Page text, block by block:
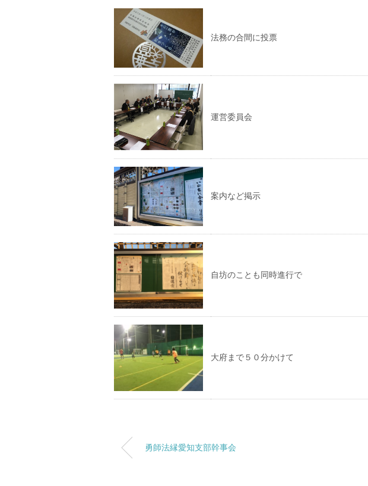
法務の合間に投票
運営委員会
案内など掲示
自坊のことも同時進行で
大府まで５０分かけて
勇師法縁愛知支部幹事会